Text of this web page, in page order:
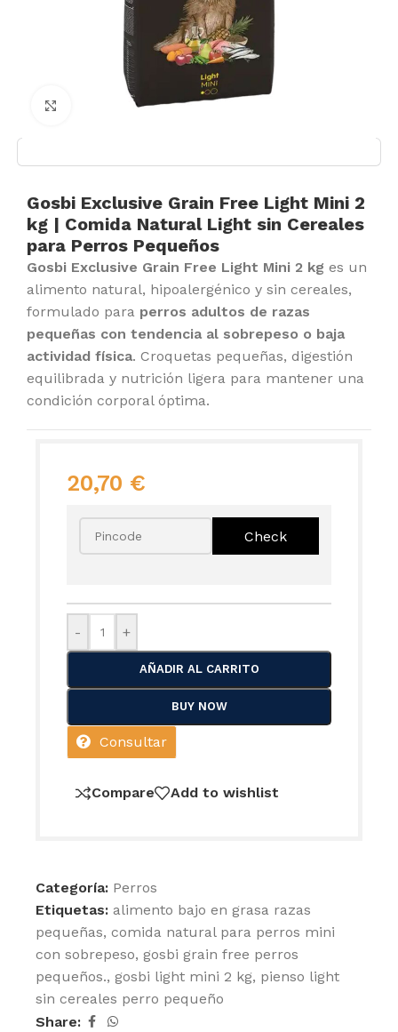
Click to enlarge
Gosbi Exclusive Grain Free Light Mini 2
kg | Comida Natural Light sin Cereales
para Perros Pequeños
Gosbi Exclusive Grain Free Light Mini 2 kg es un
alimento natural, hipoalergénico y sin cereales,
formulado para perros adultos de razas
pequeñas con tendencia al sobrepeso o baja
actividad física. Croquetas pequeñas, digestión
equilibrada y nutrición ligera para mantener una
condición corporal óptima.
20,70 €
- +
AÑADIR AL CARRITO
BUY NOW
Consultar
Compare Add to wishlist
Categoría: Perros
Etiquetas: alimento bajo en grasa razas
pequeñas, comida natural para perros mini
con sobrepeso, gosbi grain free perros
pequeños., gosbi light mini 2 kg, pienso light
sin cereales perro pequeño
Share: